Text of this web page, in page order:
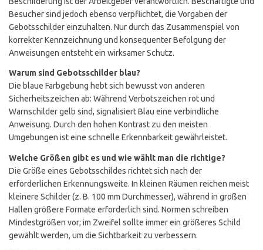
Besucher sind jedoch ebenso verpflichtet, die Vorgaben der
Gebotsschilder einzuhalten. Nur durch das Zusammenspiel von
korrekter Kennzeichnung und konsequenter Befolgung der
Anweisungen entsteht ein wirksamer Schutz.
Warum sind Gebotsschilder blau?
Die blaue Farbgebung hebt sich bewusst von anderen
Sicherheitszeichen ab: Während Verbotszeichen rot und
Warnschilder gelb sind, signalisiert Blau eine verbindliche
Anweisung. Durch den hohen Kontrast zu den meisten
Umgebungen ist eine schnelle Erkennbarkeit gewährleistet.
Welche Größen gibt es und wie wählt man die richtige?
Die Größe eines Gebotsschildes richtet sich nach der
erforderlichen Erkennungsweite. In kleinen Räumen reichen meist
kleinere Schilder (z. B. 100 mm Durchmesser), während in großen
Hallen größere Formate erforderlich sind. Normen schreiben
Mindestgrößen vor; im Zweifel sollte immer ein größeres Schild
gewählt werden, um die Sichtbarkeit zu verbessern.